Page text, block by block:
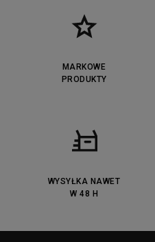
MARKOWE
PRODUKTY
WYSYŁKA NAWET
W 48 H